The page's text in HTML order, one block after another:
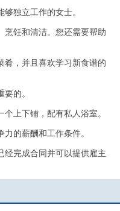
独立工作的女士。
烹饪和清洁。您还需要帮助
肴，并且喜欢学习新食谱的
的。
上下铺，配有私人浴室。
的薪酬和工作条件。
经完成合同并可以提供雇主